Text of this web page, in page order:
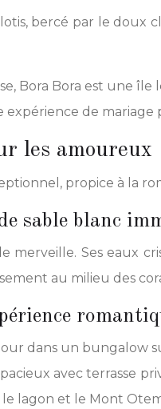
bercé par le doux
Bora Bora est une
de mariage
les amoureux
propice à la
sable blanc
merveille. Ses eaux
au milieu des
dans un
avec terrasse
lagon et le Mont